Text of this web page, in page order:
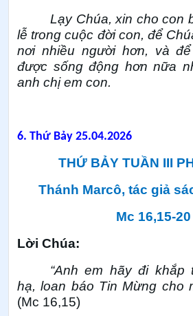
Lạy Chúa, xin cho con
lễ trong cuộc đời con, để
nơi nhiều người hơn, và
được sống động hơn nữa
anh chị em con.
6. Thứ Bảy 25.04.2026
THỨ BẢY TUẦN III
Thánh Marcô, tác giả
Mc 16,15-20
Lời Chúa:
“Anh em hãy đi khắp
hạ, loan báo Tin Mừng cho
(Mc 16,15)